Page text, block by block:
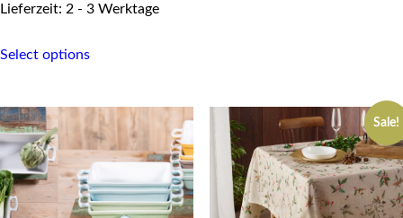
Lieferzeit: 2 - 3 Werktage
Select optionsproduct
variants.
The
options
may
chosen
on
be
chosen
on
the
product
page
Sale!